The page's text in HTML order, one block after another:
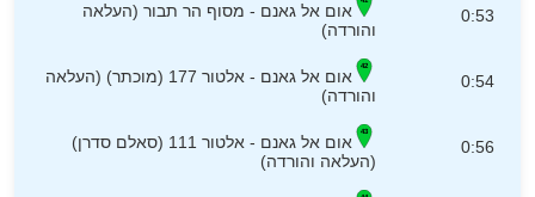
0:53
אום אל גאנם - מסוף הר תבור (העלאה
והורדה)
0:54
אום אל גאנם - אלטור 177 (מוכתר) (העלאה
והורדה)
0:56
אום אל גאנם - אלטור 111 (סאלם סדרן)
(העלאה והורדה)